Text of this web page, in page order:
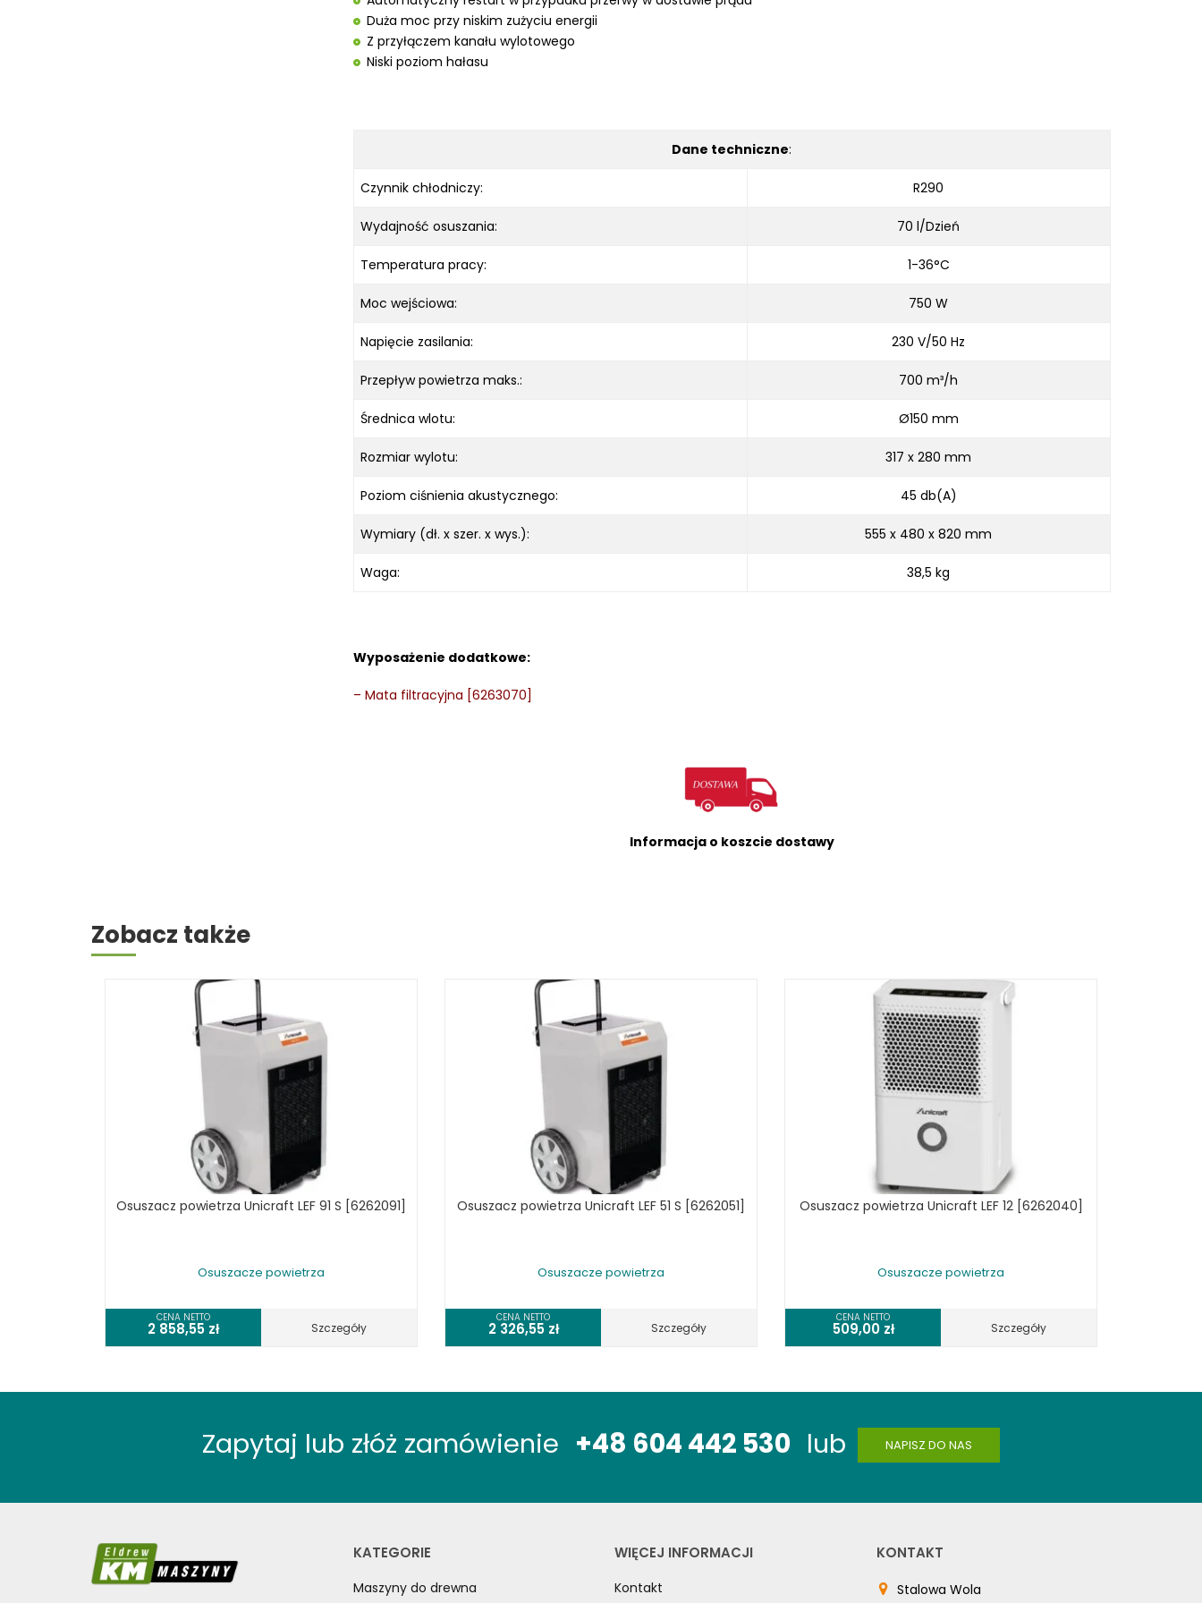
Duża moc przy niskim zużyciu energii
Z przyłączem kanału wylotowego
Niski poziom hałasu
Dane techniczne:
Czynnik chłodniczy: R290
Wydajność osuszania: 70 l/Dzień
Temperatura pracy: 1-36°C
Moc wejściowa: 750 W
Napięcie zasilania: 230 V/50 Hz
Przepływ powietrza maks.: 700 m³/h
Średnica wlotu: Ø150 mm
Rozmiar wylotu: 317 x 280 mm
Poziom ciśnienia akustycznego: 45 db(A)
Wymiary (dł. x szer. x wys.): 555 x 480 x 820 mm
Waga: 38,5 kg
Wyposażenie dodatkowe:
– Mata filtracyjna [6263070]
Informacja o koszcie dostawy
Zobacz także
Osuszacz powietrza Unicraft LEF 91 S [6262091]
Osuszacze powietrza
CENA NETTO
2 858,55 zł Szczegóły
Osuszacz powietrza Unicraft LEF 51 S [6262051]
Osuszacze powietrza
CENA NETTO
2 326,55 zł Szczegóły
Osuszacz powietrza Unicraft LEF 12 [6262040]
Osuszacze powietrza
CENA NETTO
509,00 zł Szczegóły
Zapytaj lub złóż zamówienie +48 604 442 530 lub NAPISZ DO NAS
KATEGORIE
Maszyny do drewna
WIĘCEJ INFORMACJI
Kontakt
KONTAKT
Stalowa Wola